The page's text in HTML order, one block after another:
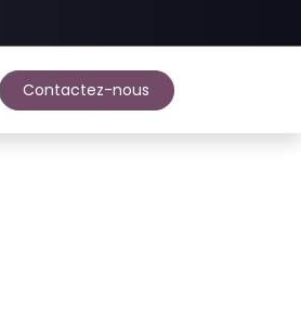
Contactez-nous